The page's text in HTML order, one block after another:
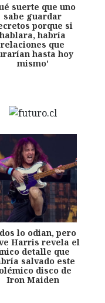
suerte que uno
sabe guardar
porque si
hablara, habría
relaciones que
hasta hoy
mismo'
lo odian, pero
Harris revela el
detalle que
salvado este
disco de
Iron Maiden